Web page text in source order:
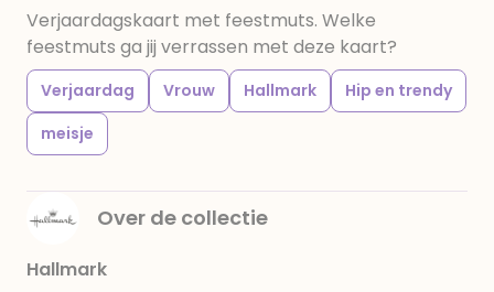
Verjaardagskaart met feestmuts. Welke
feestmuts ga jij verrassen met deze kaart?
Verjaardag Vrouw Hallmark
Hip en trendy
meisje
Over de collectie
Hallmark